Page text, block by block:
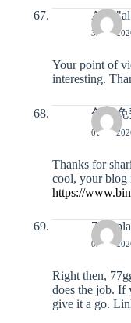
31-01-
Your point of
interesting.
创建
01-02-
Thanks for
cool, your blog
https://
03-02-
Right then,
does the job. If
give it a go.